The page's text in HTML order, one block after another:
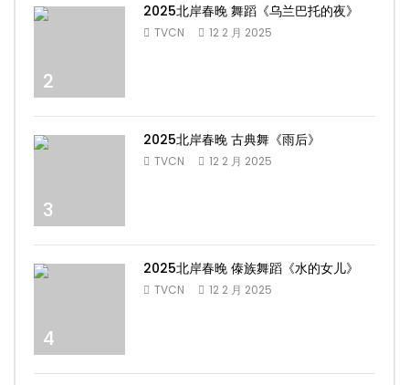
2
2025北岸春晚 舞蹈《乌兰巴托的夜》
TVCN 12 2 月 2025
3
2025北岸春晚 古典舞《雨后》
TVCN 12 2 月 2025
4
2025北岸春晚 傣族舞蹈《水的女儿》
TVCN 12 2 月 2025